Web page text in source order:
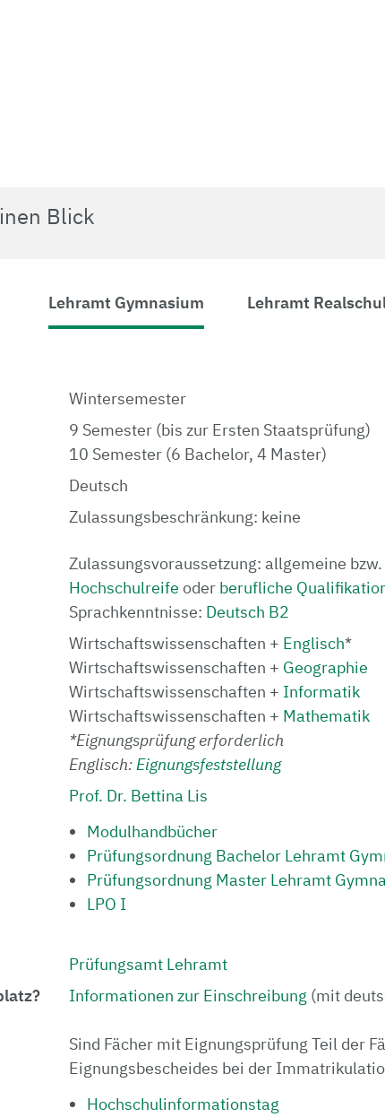
Blick
Lehramt Gymnasium Lehramt
Wintersemester
9 Semester (bis zur Ersten Staatsprüfung)
10 Semester (6 Bachelor, 4 Master)
Deutsch
Zulassungsbeschränkung: keine
Zulassungsvoraussetzung: allgemeine bzw.
Hochschulreife oder berufliche
Sprachkenntnisse: Deutsch B2
Wirtschaftswissenschaften + Englisch*
Wirtschaftswissenschaften + Geographie
Wirtschaftswissenschaften + Informatik
Wirtschaftswissenschaften + Mathematik
*Eignungsprüfung erforderlich
Englisch:Eignungsfeststellung
Prof. Dr. Bettina Lis
Modulhandbücher
Prüfungsordnung Bachelor Lehramt
Prüfungsordnung Master Lehramt
LPO I
Prüfungsamt Lehramt
Informationen zur Einschreibung (mit
Sind Fächer mit Eignungsprüfung Teil der
Eignungsbescheides bei der
Hochschulinformationstag